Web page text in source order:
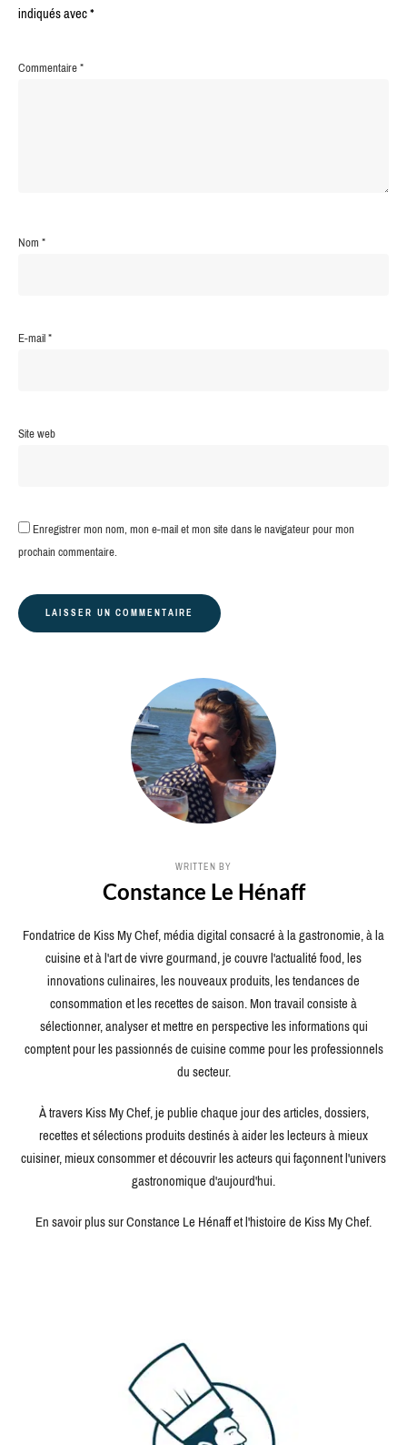
indiqués avec*
Commentaire*
Nom*
E-mail*
Site web
Enregistrer mon nom, mon e-mail et mon site dans le navigateur pour mon
prochain commentaire.
WRITTEN BY
Constance Le Hénaff
Fondatrice de Kiss My Chef, média digital consacré à la gastronomie, à la
cuisine et à l'art de vivre gourmand, je couvre l'actualité food, les
innovations culinaires, les nouveaux produits, les tendances de
consommation et les recettes de saison. Mon travail consiste à
sélectionner, analyser et mettre en perspective les informations qui
comptent pour les passionnés de cuisine comme pour les professionnels
du secteur.
À travers Kiss My Chef, je publie chaque jour des articles, dossiers,
recettes et sélections produits destinés à aider les lecteurs à mieux
cuisiner, mieux consommer et découvrir les acteurs qui façonnent l'univers
gastronomique d'aujourd'hui.
En savoir plus sur Constance Le Hénaff et l'histoire de Kiss My Chef.